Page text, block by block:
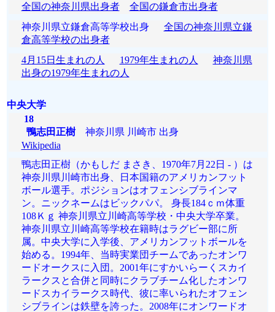
全国の神奈川県出身者
全国の鎌倉市出身者
神奈川県立鎌倉高等学校出身 全国の神奈川県立鎌
倉高等学校の出身者
4月15日生まれの人
1979年生まれの人
神奈川県
出身の1979年生まれの人
中央大学
18
鴨志田正樹神奈川県 川崎市 出身
Wikipedia
鴨志田正樹（かもしだ まさき、1970年7月22日 - ）は
神奈川県川崎市出身、日本国籍のアメリカンフット
ボール選手。ポジションはオフェンシブラインマ
ン。ニックネームはビックパパ。 身長184ｃｍ体重
108Ｋｇ 神奈川県立川崎高等学校・中央大学卒業。
神奈川県立川崎高等学校在籍時はラグビー部に所
属。中央大学に入学後、アメリカンフットボールを
始める。1994年、当時実業団チームであったオンワ
ードオークスに入団。2001年にすかいらーくスカイ
ラークスと合併と同時にクラブチーム化したオンワ
ードスカイラークス時代、彼に率いられたオフェン
シブラインは鉄壁を誇った。2008年にオンワードオ